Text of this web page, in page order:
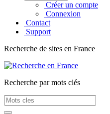
Créer un compte
Connexion
Contact
Support
Recherche de sites en France
Recherche par mots clés